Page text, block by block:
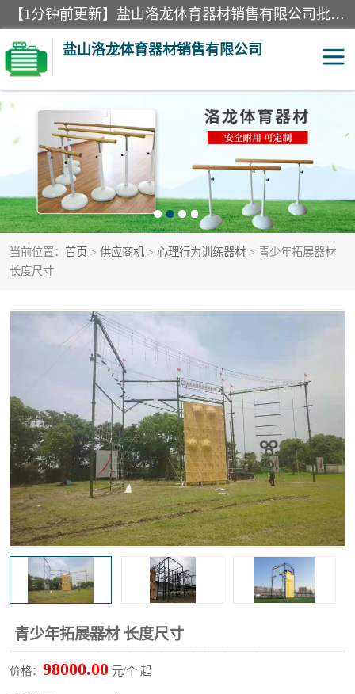
【1分钟前更新】盐山洛龙体育器材销售有限公司批量供应：300米障碍器材、400米障碍器材、部队训练器材、双杠、体操垫、舞蹈把杆等产品。盐山洛龙体育器材销售有限公司经过多年的发展，集研发，生产，销售，售后服务为一体. 奉行“质量，信誉，服务”的宗旨，以开拓创新的精神和真诚守信的态度积极进取。
盐山洛龙体育器材销售有限公司
当前位置： 首页 > 供应商机 > 心理行为训练器材 > 青少年拓展器材
长度尺寸
青少年拓展器材 长度尺寸
价格： 98000.00 元/个 起
单双杠 舞蹈把杆
400米障碍器材 体操垫
300米障碍器材 攀爬架
塑胶跑道 400米障碍器材1